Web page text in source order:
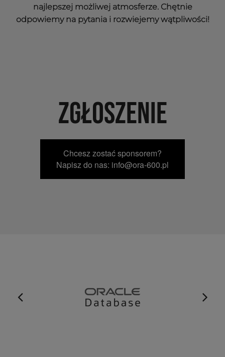
najlepszej możliwej atmosferze. Chętnie
odpowiemy na pytania i rozwiejemy wątpliwości!
ZGŁOSZENIE
Chcesz zostać sponsorem?
Napisz do nas: info@ora-600.pl